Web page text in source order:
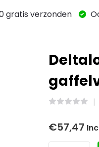
gratis verzonden
€57,47